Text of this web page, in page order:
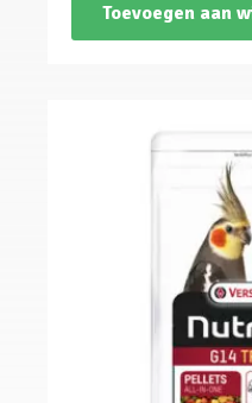
Toevoegen aan